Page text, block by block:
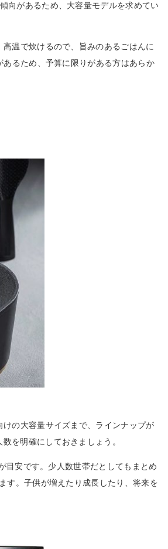
向があるため、大容量モデルを求めてい
温で炊けるので、旨みのあるごはんに
るため、予算に限りがある方はあらか
の大容量サイズまで、ラインナップが
を明確にしておきましょう。
目安です。少人数世帯だとしてもまとめ
す。子供が増えたり成長したり、将来を